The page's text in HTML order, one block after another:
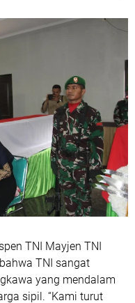
TNI Mayjen TNI
TNI sangat
yang mendalam
sipil. “Kami turut